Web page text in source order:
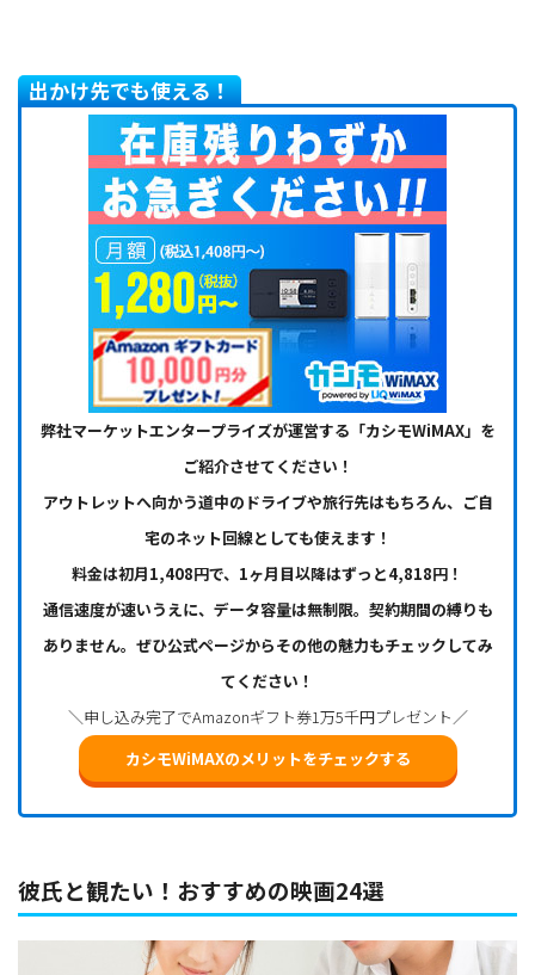
出かけ先でも使える！
弊社マーケットエンタープライズが運営する「カシモWiMAX」を
ご紹介させてください！
アウトレットへ向かう道中のドライブや旅行先はもちろん、ご自
宅のネット回線としても使えます！
料金は初月1,408円で、1ヶ月目以降はずっと4,818円！
通信速度が速いうえに、データ容量は無制限。契約期間の縛りも
ありません。ぜひ公式ページからその他の魅力もチェックしてみ
てください！
＼申し込み完了でAmazonギフト券1万5千円プレゼント／
カシモWiMAXのメリットをチェックする
彼氏と観たい！おすすめの映画24選